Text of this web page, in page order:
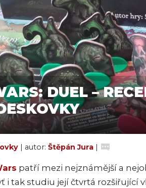
DUEL –
| autor: Štěpán Jura |
patří mezi nejznámější a
i tak studiu její čtvrtá rozšiřující